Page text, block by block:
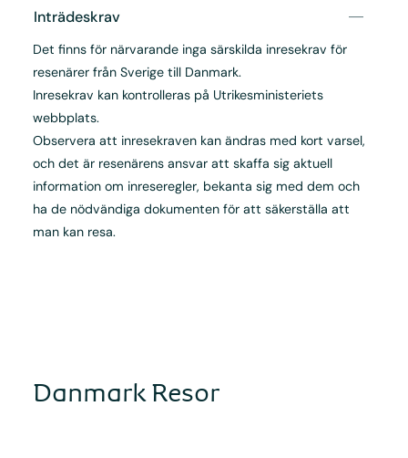
Inträdeskrav
Det finns för närvarande inga särskilda inresekrav för
resenärer från Sverige till Danmark.
Inresekrav kan kontrolleras på Utrikesministeriets
webbplats.
Observera att inresekraven kan ändras med kort varsel,
och det är resenärens ansvar att skaffa sig aktuell
information om inreseregler, bekanta sig med dem och
ha de nödvändiga dokumenten för att säkerställa att
man kan resa.
Danmark Resor